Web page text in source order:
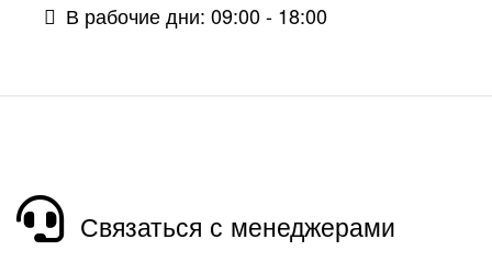
В рабочие дни: 09:00 - 18:00
Связаться с менеджерами